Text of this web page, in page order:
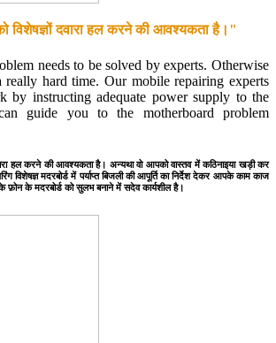
विशेषज्ञों दवारा हल करने की आवश्यकता है।"
needs to be solved by experts. Otherwise
hard time. Our mobile repairing experts
by instructing adequate power supply to the
guide you to the motherboard problem
द्वारा हल करने की आवश्यकता है। अन्यथा वो आपको वास्तव में कठिनाइया खड़ी कर
विशेषज्ञ मदरबोर्ड में पर्याप्त बिजली की आपूर्ति का निर्देश देकर आपके काम काज
के मदरबोर्ड को सुलभ बनाने में सदेव कार्यशील है।